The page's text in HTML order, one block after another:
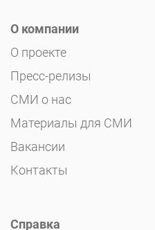
О компании
О проекте
Пресс-релизы
СМИ о нас
Материалы для СМИ
Вакансии
Контакты
Справка